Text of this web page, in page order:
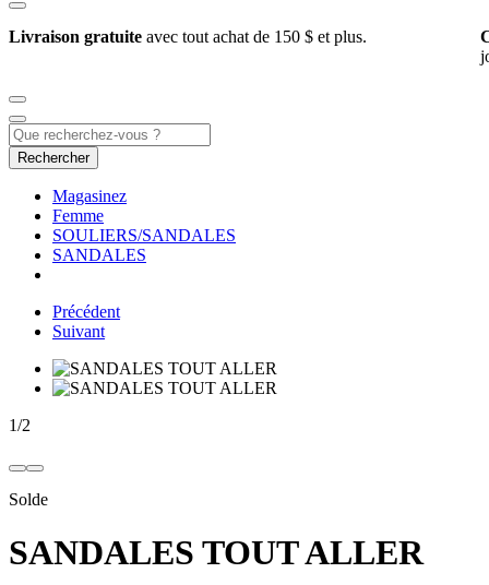
Livraison gratuite avec tout achat de 150 $ et plus.
Rechercher
Magasinez
Femme
SOULIERS/SANDALES
SANDALES
Précédent
Suivant
1/2
Solde
SANDALES TOUT ALLER